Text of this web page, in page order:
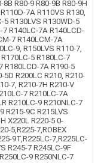
8B R80-9 R80-9B R80-9H
7A R110VS R130,
5 R130LVS R130WD-5
7 R140LC-7A R140LCD-
7 R140LCM-7A
9, R150LVS R110-7,
5 R180LC-7
R180LCD-7A R190-5
5D R200LC R210, R210-
7, R210-7H R210-V
7 R210LC-7A
R210LC-9 R210NLC-7
R215-9C R215LVS
X220L R220-5 0-
5,R225-7,ROBEX
9T,R225LC-7,R225LC-
R245-7 R245LC-9F
9 R250NLC-7